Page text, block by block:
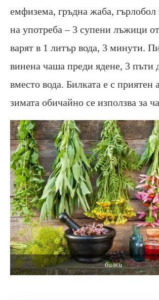
емфизема, гръдна жаба,
на употреба – 3 супени лъжици
варят в 1 литър вода, 3 минути.
винена чаша преди ядене, 3 пъти
вместо вода. Билката е с приятен
зимата обичайно се използва за
билки